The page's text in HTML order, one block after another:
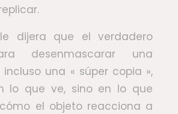
dijera que el verdadero
desenmascarar una
una « súper copia »,
lo que ve, sino en lo que
el objeto reacciona a